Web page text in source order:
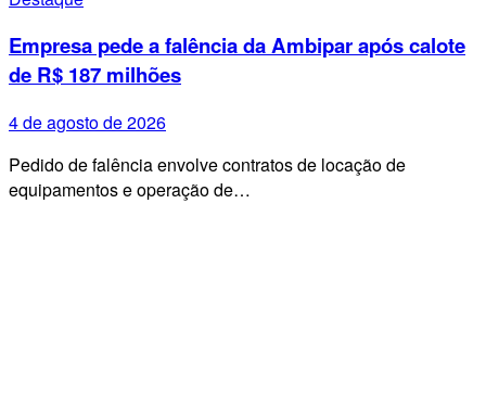
Empresa pede a falência da Ambipar após calote
de R$ 187 milhões
4 de agosto de 2026
Pedido de falência envolve contratos de locação de
equipamentos e operação de…